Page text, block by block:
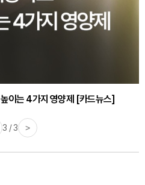
이는 4가지 영양제 [카드뉴스]
3 / 3 >